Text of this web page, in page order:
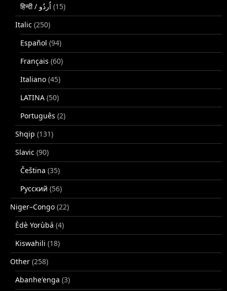
(15)
Italic (250)
Español (94)
Français (60)
Italiano (45)
LATINA (50)
Português (2)
Shqip (131)
Slavic (90)
Čeština (35)
Русский (56)
Niger–Congo (22)
Èdè Yorùbá (4)
Kiswahili (18)
Other (258)
Abanhe'enga (3)